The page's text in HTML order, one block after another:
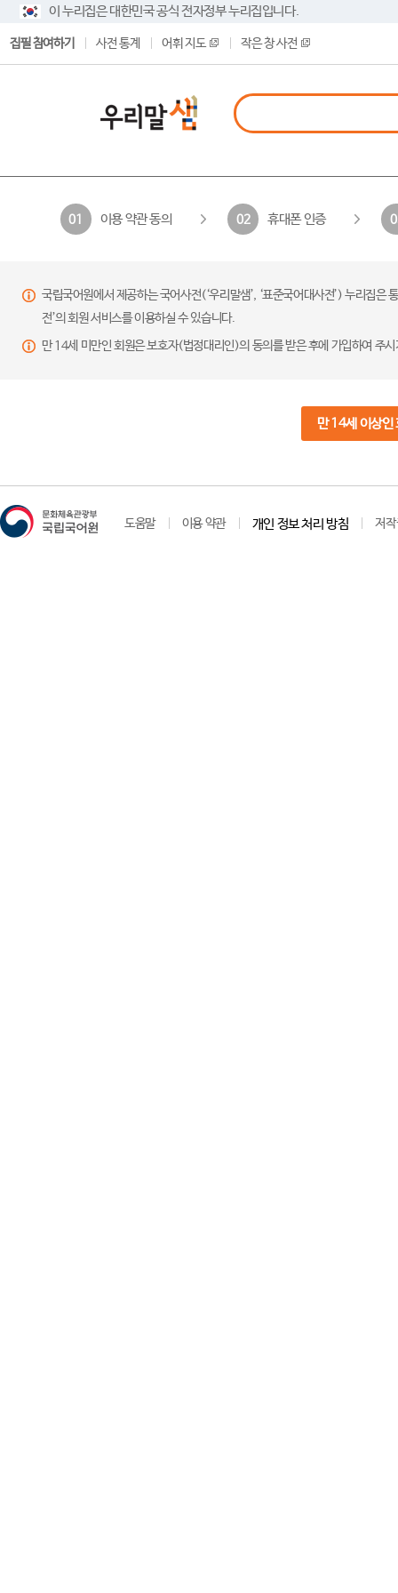
이 누리집은 대한민국 공식 전자정부 누리집입니다.
집필 참여하기 사전 통계 어휘 지도 작은 창 사전
01 이용 약관 동의 02 휴대폰 인증
국립국어원에서 제공하는 국어사전(‘우리말샘’, ‘표준국어대사전’) 누리집
전’의 회원 서비스를 이용하실 수 있습니다.
만 14세 미만인 회원은 보호자(법정대리인)의 동의를 받은 후에 가입하여 주
만 14세 이상인
도움말 이용 약관 개인 정보 처리 방침 저